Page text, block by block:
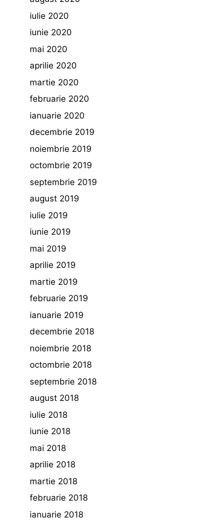
iulie 2020
iunie 2020
mai 2020
aprilie 2020
martie 2020
februarie 2020
ianuarie 2020
decembrie 2019
noiembrie 2019
octombrie 2019
septembrie 2019
august 2019
iulie 2019
iunie 2019
mai 2019
aprilie 2019
martie 2019
februarie 2019
ianuarie 2019
decembrie 2018
noiembrie 2018
octombrie 2018
septembrie 2018
august 2018
iulie 2018
iunie 2018
mai 2018
aprilie 2018
martie 2018
februarie 2018
ianuarie 2018